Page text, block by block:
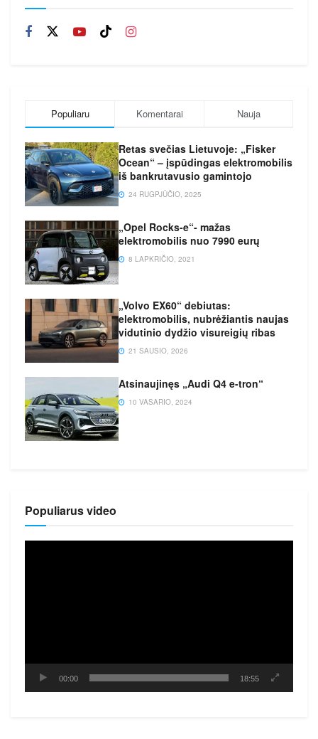
Populiaru Komentarai Nauja
Retas svečias Lietuvoje: „Fisker
Ocean“ – įspūdingas elektromobilis
iš bankrutavusio gamintojo
24 RUGPJŪČIO, 2025
„Opel Rocks-e“- mažas
elektromobilis nuo 7990 eurų
8 LAPKRIČIO, 2021
„Volvo EX60“ debiutas:
elektromobilis, nubrėžiantis naujas
vidutinio dydžio visureigių ribas
21 SAUSIO, 2026
Atsinaujinęs „Audi Q4 e-tron“
10 VASARIO, 2024
Populiarus video
00:00 18:55